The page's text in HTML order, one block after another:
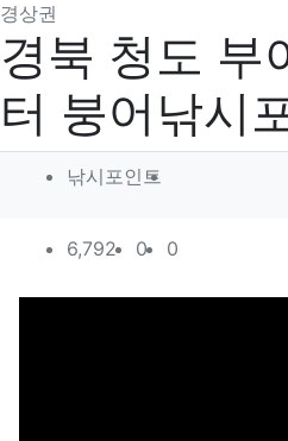
경상권
경북 청도 부
터 붕어낚시
작성자 정보
낚시포인트
컨텐츠 정보
6,792조회
0추천
0